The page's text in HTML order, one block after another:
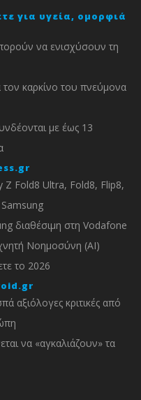
για υγεία, ομορφιά
να ενισχύσουν τη
καρκίνο του πνεύμονα
με έως 13
Z Fold8 Ultra, Fold8, Flip8,
διαθέσιμη στη Vodafone
Νοημοσύνη (AI)
το 2026
αξιόλογες κριτικές από
να «αγκαλιάζουν» τα